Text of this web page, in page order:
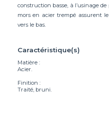
construction basse, à l’usinage
mors en acier trempé assurent
vers le bas.
Caractéristique(s)
Matière :
Acier.
Finition :
Traité, bruni.